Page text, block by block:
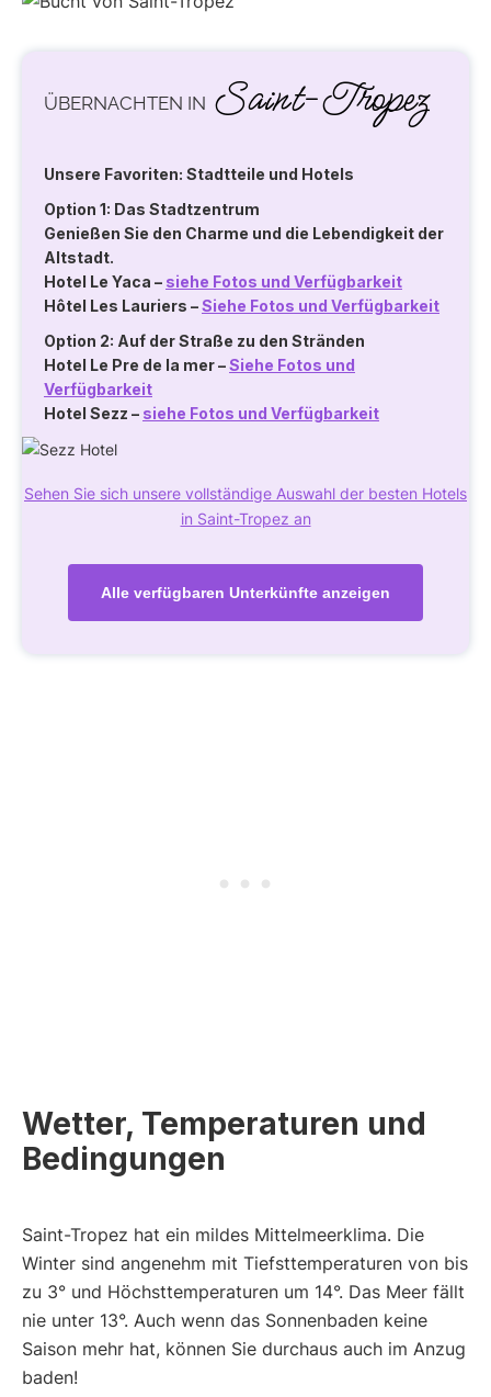
ÜBERNACHTEN IN Saint-Tropez
Unsere Favoriten: Stadtteile und Hotels
Option 1: Das Stadtzentrum
Genießen Sie den Charme und die Lebendigkeit der
Altstadt.
Hotel Le Yaca – siehe Fotos und Verfügbarkeit
Hôtel Les Lauriers –Siehe Fotos und Verfügbarkeit
Option 2: Auf der Straße zu den Stränden
Hotel Le Pre de la mer–Siehe Fotos und
Verfügbarkeit
Hotel Sezz – siehe Fotos und Verfügbarkeit
Sehen Sie sich unsere vollständige Auswahl der besten Hotels
in Saint-Tropez an
Alle verfügbaren Unterkünfte anzeigen
Wetter, Temperaturen und
Bedingungen
Saint-Tropez hat ein mildes Mittelmeerklima. Die
Winter sind angenehm mit Tiefsttemperaturen von bis
zu 3° und Höchsttemperaturen um 14°. Das Meer fällt
nie unter 13°. Auch wenn das Sonnenbaden keine
Saison mehr hat, können Sie durchaus auch im Anzug
baden!